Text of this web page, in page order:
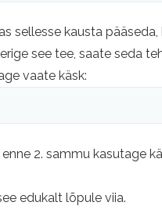
sellesse kausta
see tee, saate seda
vaate käsk:
2. sammu kasutage
edukalt lõpule viia.